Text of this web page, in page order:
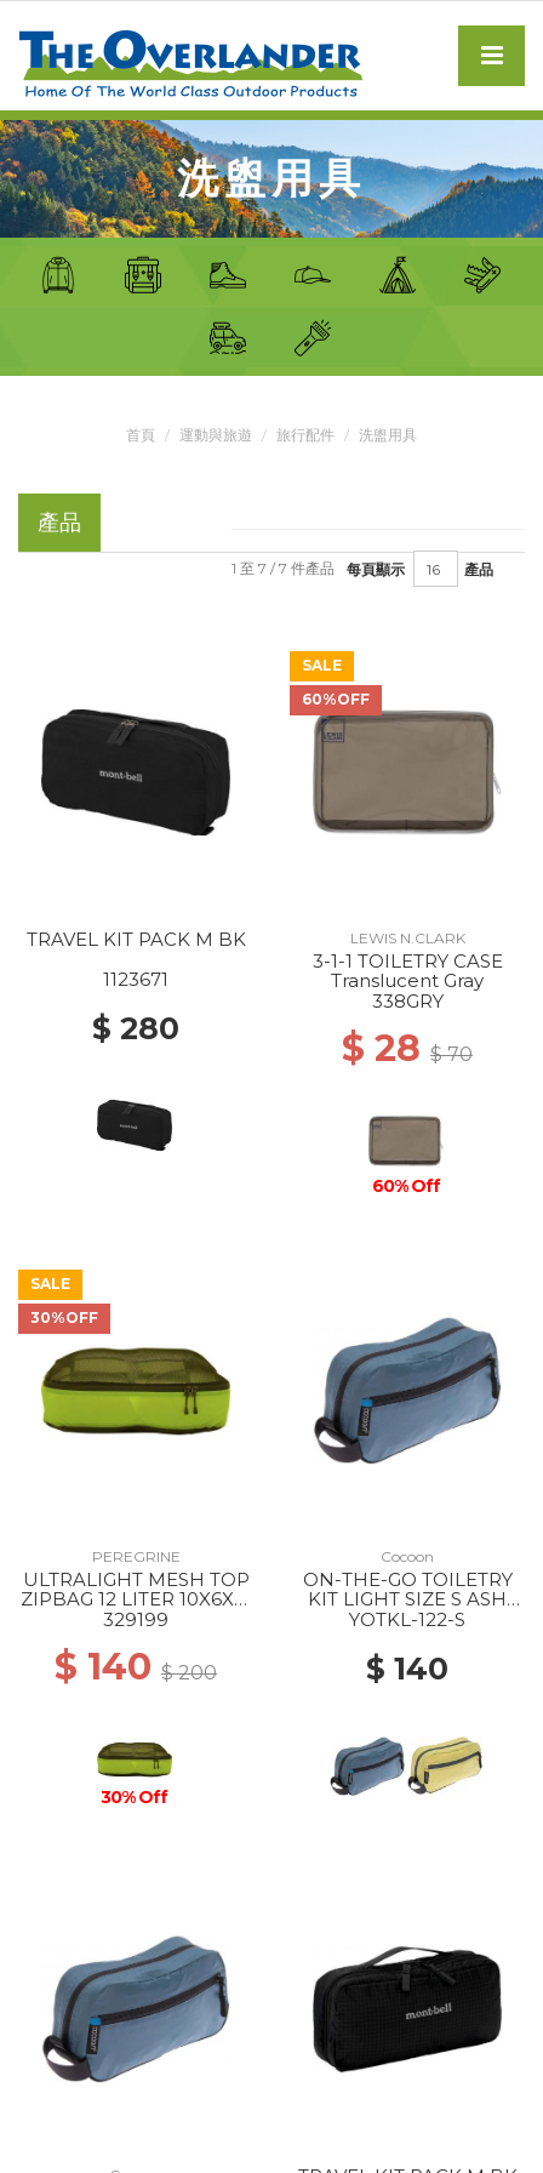
洗盥用具
首頁 運動與旅遊 旅行配件 洗盥用具
產品
每頁顯示 產品
1 至 7 / 7 件產品
TRAVEL KIT PACK M BK
1123671
$ 280
SALE
60%OFF
LEWIS N.CLARK
3-1-1 TOILETRY CASE
Translucent Gray
338GRY
$ 28 $ 70
60% Off
SALE
30%OFF
PEREGRINE
ULTRALIGHT MESH TOP
ZIPBAG 12 LITER 10X6X21
INCH --
329199
$ 140 $ 200
30% Off
Cocoon
ON-THE-GO TOILETRY
KIT LIGHT SIZE S ASH
BLUE
YOTKL-122-S
$ 140